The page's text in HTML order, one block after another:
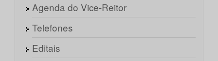
Agenda do Vice-Reitor
Telefones
Editais